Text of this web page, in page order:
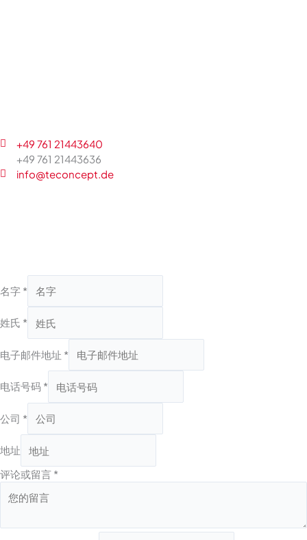
+49 761 21443640
+49 761 21443636
info@teconcept.de
名字 *
姓氏 *
电子邮件地址 *
电话号码 *
公司 *
地址
评论或留言 *